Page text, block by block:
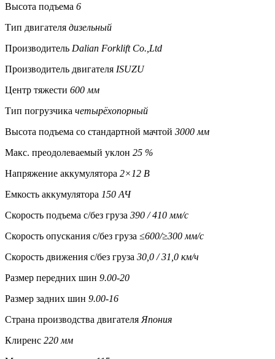
Высота подъема 6
Тип двигателя дизельный
Производитель Dalian Forklift Co.,Ltd
Производитель двигателя ISUZU
Центр тяжести 600 мм
Тип погрузчика четырёхопорный
Высота подъема со стандартной мачтой 3000 мм
Макс. преодолеваемый уклон 25 %
Напряжение аккумулятора 2×12 В
Емкость аккумулятора 150 АЧ
Скорость подъема с/без груза 390 / 410 мм/с
Скорость опускания c/без груза ≤600/≥300 мм/с
Скорость движения c/без груза 30,0 / 31,0 км/ч
Размер передних шин 9.00-20
Размер задних шин 9.00-16
Страна производства двигателя Япония
Клиренс 220 мм